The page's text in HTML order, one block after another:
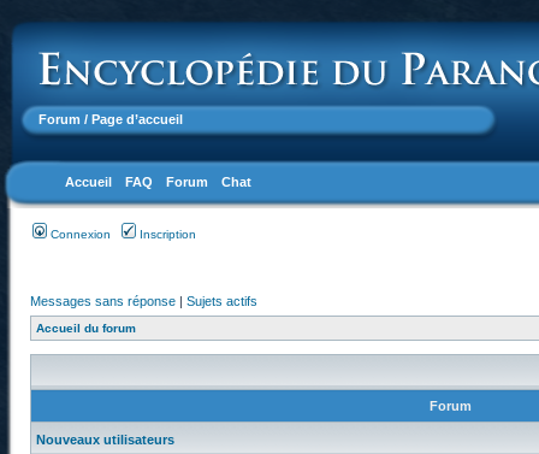
Forum / Page d’accueil
Accueil FAQ Forum Chat
Connexion Inscription
Messages sans réponse | Sujets actifs
Accueil du forum
Forum
Nouveaux utilisateurs